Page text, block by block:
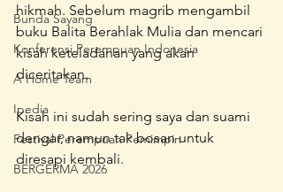
Bunda Sayang
Konferensi Perempuan Indonesia
A Home Team
Ipedia
Festival Perempuan Pemimpin
BERGERMA 2026
hikmah. Sebelum magrib mengambil
buku Balita Berahlak Mulia dan mencari
kisah keteladanan yang akan
diceritakan.
Kisah ini sudah sering saya dan suami
dengar, namun tak bosan untuk
diresapi kembali.